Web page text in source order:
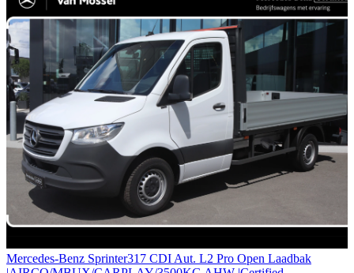
Mercedes-Benz Sprinter317 CDI Aut. L2 Pro Open Laadbak